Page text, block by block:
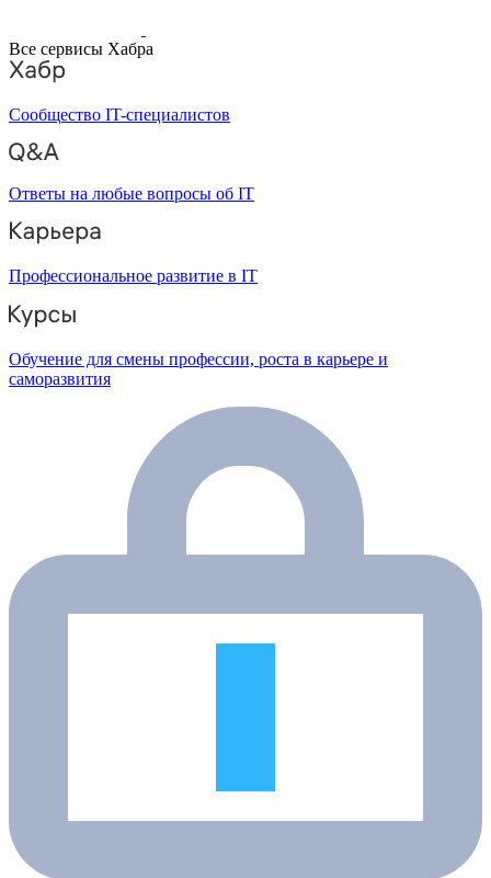
Все сервисы Хабра
Сообщество IT-специалистов
Ответы на любые вопросы об IT
Профессиональное развитие в IT
Обучение для смены профессии, роста в карьере и
саморазвития